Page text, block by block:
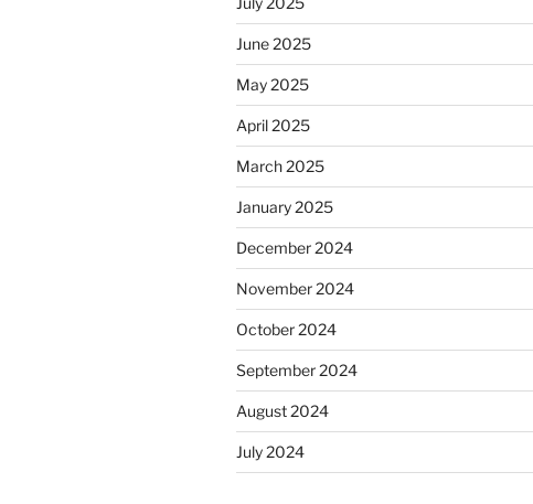
June 2025
May 2025
April 2025
March 2025
January 2025
December 2024
November 2024
October 2024
September 2024
August 2024
July 2024